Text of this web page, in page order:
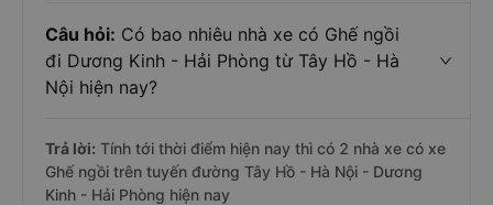
Câu hỏi: Có bao nhiêu nhà xe có Ghế ngồi
đi Dương Kinh - Hải Phòng từ Tây Hồ - Hà
Nội hiện nay?
Trả lời: Tính tới thời điểm hiện nay thì có 2 nhà xe có xe
Ghế ngồi trên tuyến đường Tây Hồ - Hà Nội - Dương
Kinh - Hải Phòng hiện nay